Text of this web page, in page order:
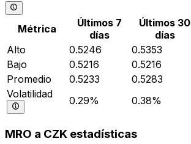
Métrica
Últimos 7
días
Últimos 30
días
Alto
0.5246 0.5353
Bajo
0.5216 0.5216
Promedio
0.5233 0.5283
Volatilidad
0.29% 0.38%
MRO a CZK estadísticas